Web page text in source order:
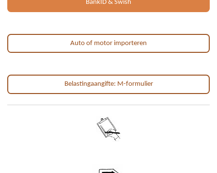
BankID & Swish
Auto of motor importeren
Belastingaangifte: M-formulier